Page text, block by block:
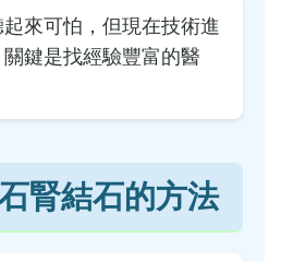
來可怕，但現在技術進
鍵是找經驗豐富的醫
腎結石的方法